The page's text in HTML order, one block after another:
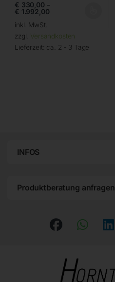
€ 330,00 –
€ 1.992,00
inkl. MwSt.
zzgl. Versandkosten
Lieferzeit: ca. 2 - 3 Tage
INFOS
Produktberatung anfragen